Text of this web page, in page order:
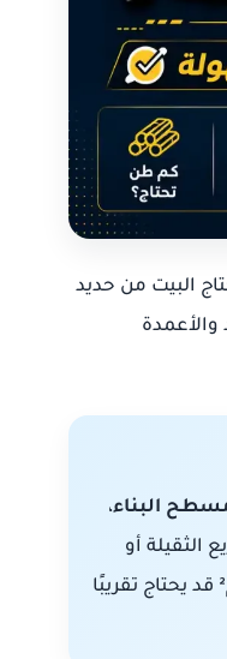
البيت من حديد
،
أو أكثر في المشاريع الثقيلة أو
التي تحتوي على قبو أو بحور كبيرة أو تصميم إنشائي خاص. بمعنى أن منزلًا مسطح بنائه 200 م² قد يحتاج تقريبًا